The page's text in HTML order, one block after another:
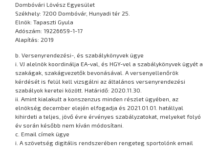
Dombóvári Lövész Egyesület
Székhely: 7200 Dombóvár, Hunyadi tér 25.
Elnök: Tapaszti Gyula
Adószám: 19226659-1-17
Alapítás: 2019
b. Versenyrendezési-, és szabálykönyvek ügye
i. VJ alelnök koordinálja EA-val, és HGY-vel a szabálykönyvek ügyét a
szakágak, szakágvezetők bevonásával. A versenyellenőrök
kérdését is felül kell vizsgálni az általános versenyrendezési
szabályok keretei között. Határidő: 2020.11.30.
ii. Amint kialakult a konszenzus minden részlet ügyében, az
elnökség december elején elfogadja és 2021.01.01. hatállyal
kihirdeti a teljes, jövő évre érvényes szabályzatokat, melyeket folyó
év során később nem kíván módosítani.
c. Email címek ügye
i. A szövetség digitális rendszerében rengeteg sportolónk email